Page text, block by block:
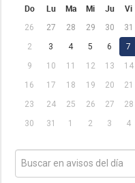
Do Lu Ma Mi Ju Vi
26 27 28 29 30 31
2
3 4 5 6 7
9
10 11 12 13 14
16
17 18 19 20 21
23
24 25 26 27 28
30
31 1 2 3 4